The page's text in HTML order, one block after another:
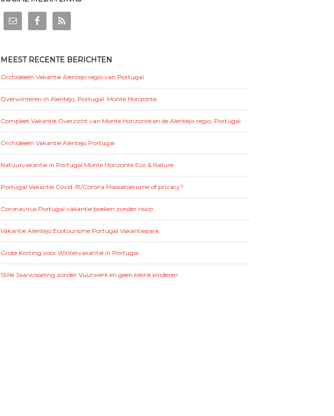
MEEST RECENTE BERICHTEN
Orchideeën Vakantie Alentejo regio van Portugal
Overwinteren in Alentejo, Portugal: Monte Horizonte
Compleet Vakantie Overzicht van Monte Horizonte en de Alentejo-regio, Portugal
Orchideeën Vakantie Alentejo Portugal
Natuurvakantie in Portugal Monte Horizonte Eco & Nature
Portugal Vakantie Covid-19/Corona Massatoerisme of privacy?
Coronavirus Portugal vakantie boeken zonder risico
Vakantie Alentejo Ecotourisme Portugal Vakantiepark
Grote Korting voor Wintervakantie in Portugal
Stille Jaarwisseling zonder Vuurwerk en geen kleine kinderen